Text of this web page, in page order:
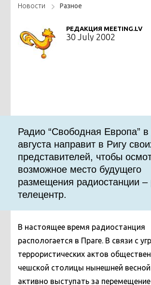
Новости Разное
РЕДАКЦИЯ MEETING.LV
30 July 2002
Радио “Свободная Европа”
августа направит в Ригу
представителей, чтобы
возможное место будущего
размещения радиостанции –
телецентр.
В настоящее время радиостанция
распологается в Праге. В связи с
террористических актов
чешской столицы нынешней
активно выступать за